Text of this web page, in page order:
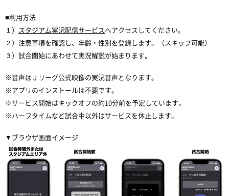
■利用方法
１） スタジアム実況配信サービスへアクセスしてください。
２）注意事項を確認し、年齢・性別を登録します。（スキップ可能）
３）試合開始にあわせて実況解説が始まります。
※音声はＪリーグ公式映像の実況音声となります。
※アプリのインストールは不要です。
※サービス開始はキックオフの約10分前を予定しています。
※ハーフタイムなど試合中以外はサービスを休止します。
▼ブラウザ画面イメージ